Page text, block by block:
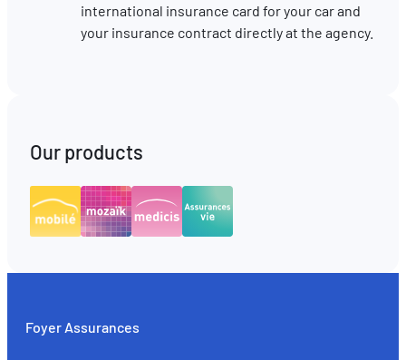
international insurance card for your car and
your insurance contract directly at the agency.
Our products
Foyer Assurances